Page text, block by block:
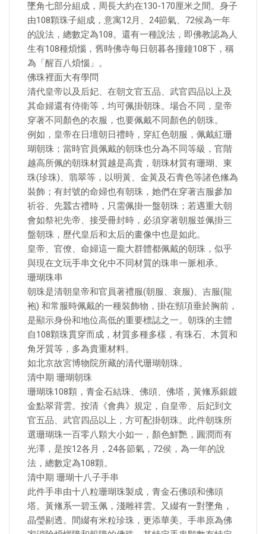
墜角七部分組成，周長大約在130-170厘米之間。身子
由108顆珠子組成，意寓12月、24節氣、72候為一年
的說法，總數定為108。還有一種說法，即佛教認為人
生有108種煩惱，舊時佛寺每日朝暮各撞鐘108下，稱
為「醒百八煩惱」。
佛珠裡面大有學問
清代皇帝以及后妃、在朝文官五品、武官四品以上及
其命婦還有侍衛等，均可佩掛朝珠。場合不同，皇帝
穿著不同顏色的衣服，也要佩戴不同顏色的朝珠。
例如，皇帝在日壇朝日禮時，穿紅色朝服，佩戴紅珊
瑚朝珠；當時官員佩戴的朝珠也分為不同等級，官階
越高所佩的朝珠材質越是高貴，朝珠材質有珊瑚、東
珠(珍珠)、翡翠等，以明黃、金黃及石青色等諸色絛為
裝飾；有封號的命婦也有朝珠，她們在穿著吉服參加
祈谷、先蠶古禮時，只需佩掛一盤朝珠；若遇重大朝
會如祭祀先帝、接受冊封時，必須穿著朝服並佩掛三
盤朝珠，歷代皇后和太后的畫像中也是如此。
皇帝、官僚、命婦這一龐大群體都佩戴的朝珠，似乎
與現在文玩手串文化中不同材質的珠串一脈相承。
珊瑚珠串
朝珠是清朝皇帝和官員著禮服(朝服、衰服)、吉服(龍
袍) 和常服時佩戴的一種裝飾物，掛在頸項垂於胸前，
是顯示身份和地位高低的重要標誌之一。朝珠的主體
自108顆珠貫穿而成，材質多種多樣，有珠石、木質和
角牙質等，多為貴重材料。
如北京故宮博物院所藏的清代珊瑚朝珠。
清中期 珊瑚朝珠
珊瑚珠108顆，青金石結珠、佛頭、佛塔，黃絛系銀鍍
金點翠背雲。按清《會典》規定，自皇帝、后妃到文
官五品、武官四品以上，方可配掛朝珠。此件朝珠所
選珊瑚珠一百零八顆大小如一，顏色鮮艷，圓潤而有
光澤，是按12各月，24各節氣，72侯，為一年的說
法，總數定為108顆。
清中期 珊瑚十八子手串
此件手串由十八粒珊瑚珠製成，青金石佛頭和佛頭
塔。黃絛系一碧玉佩，淺雕祥雲。又綴有一對墜角，
晶瑩剔透。間綴有米粒珍珠，更添華美。手串原為佛